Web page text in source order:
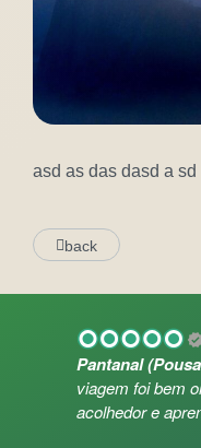
asd as das dasd a sd
back
Pantanal
viagem foi bem
acolhedor e